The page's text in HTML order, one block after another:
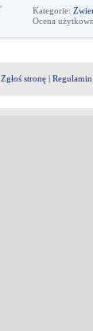
Kategorie:
Ocena
Zgłoś stronę | Regulamin